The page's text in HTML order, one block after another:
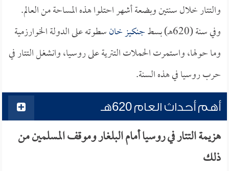
والتتار خلال سنتين وبضعة أشهر احتلوا هذه المساحة من العالم.
وفي سنة (620هـ) بسط
جنكيز خانسطوته على الدولة الخوارزمية
وما حولها، واستمرت الحملات التترية على روسيا، وانشغل التتار في
حرب روسيا في هذه السنة.
أهم أحداث العام 620هـ
هزيمة التتار في روسيا أمام البلغار وموقف المسلمين من
ذلك